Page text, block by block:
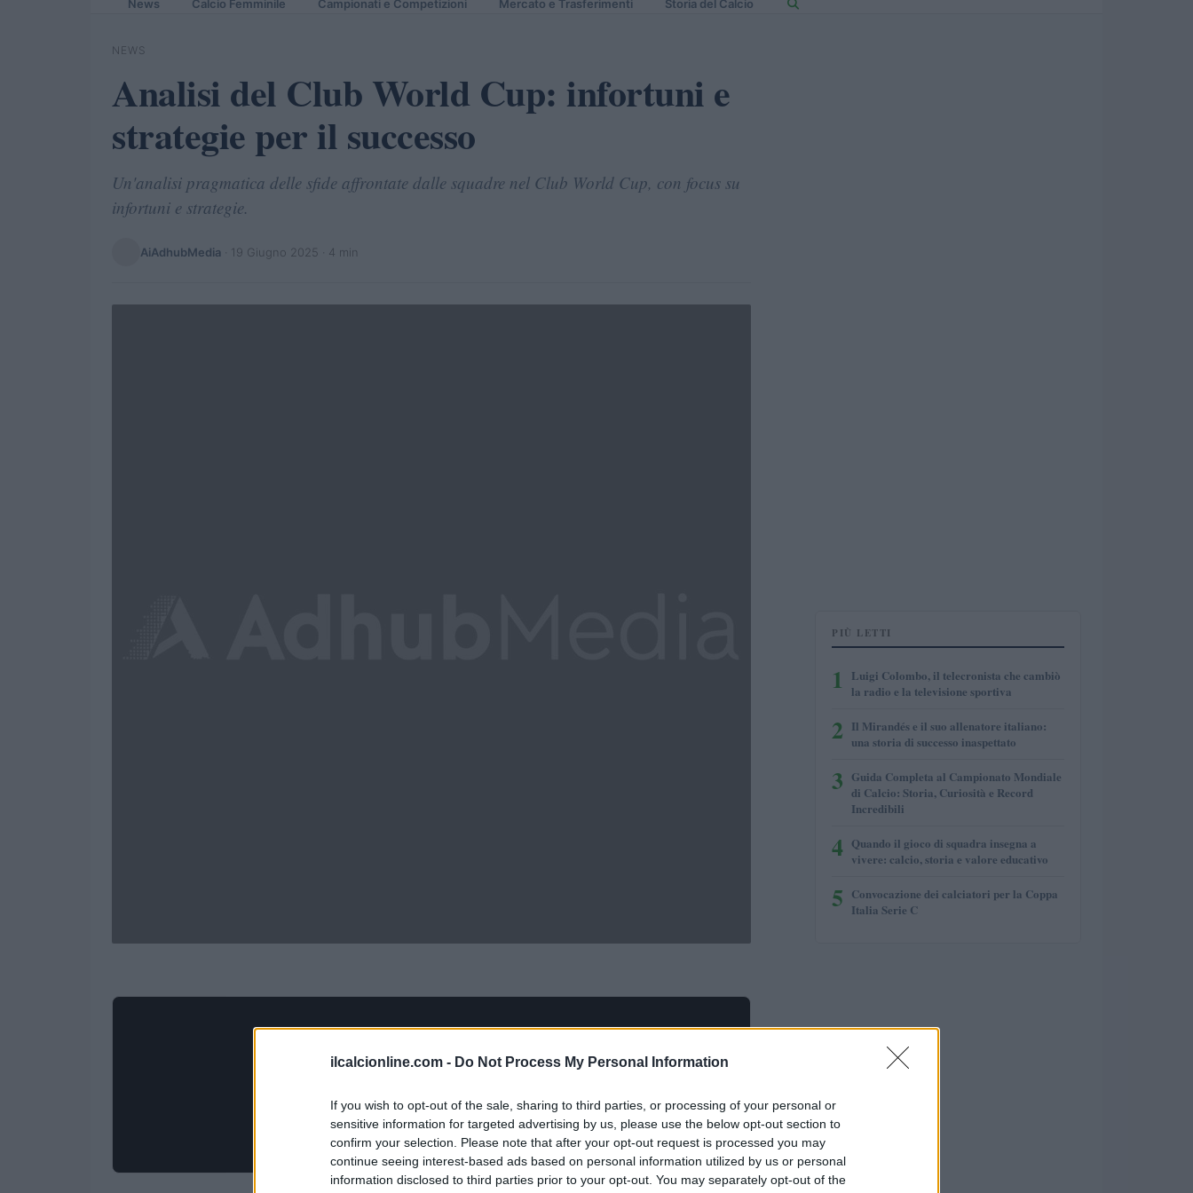
ilcalcionline.com - Do Not Process My Personal Information
If you wish to opt-out of the sale, sharing to third parties, or processing of your personal or
sensitive information for targeted advertising by us, please use the below opt-out section to
confirm your selection. Please note that after your opt-out request is processed you may
continue seeing interest-based ads based on personal information utilized by us or personal
information disclosed to third parties prior to your opt-out. You may separately opt-out of the
News Calcio Femminile Campionati e Competizioni Mercato e Trasferimenti Storia del Calcio
NEWS
Analisi del Club World Cup: infortuni e
strategie per il successo
Un'analisi pragmatica delle sfide affrontate dalle squadre nel Club World Cup, con focus su
infortuni e strategie.
AiAdhubMedia 19 Giugno 2025 · 4 min
PIÙ LETTI
1
Luigi Colombo, il telecronista che cambiò
la radio e la televisione sportiva
2 Il Mirandés e il suo allenatore italiano:
una storia di successo inaspettato
3 Guida Completa al Campionato Mondiale
di Calcio: Storia, Curiosità e Record
Incredibili
4 Quando il gioco di squadra insegna a
vivere: calcio, storia e valore educativo
5 Convocazione dei calciatori per la Coppa
Italia Serie C